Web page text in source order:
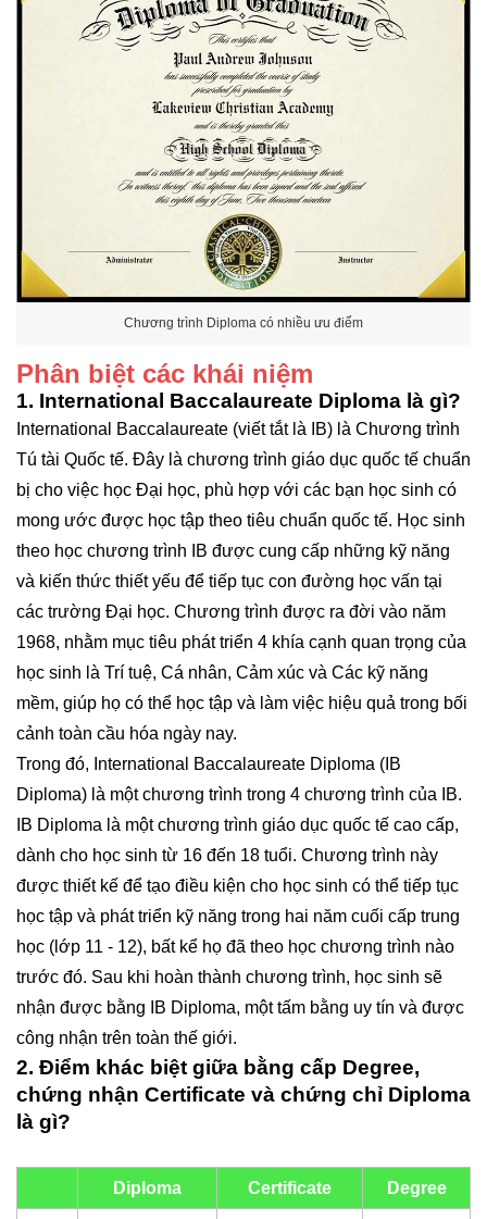
Chương trình Diploma có nhiều ưu điểm
Phân biệt các khái niệm
1. International Baccalaureate Diploma là gì?
International Baccalaureate (viết tắt là IB) là Chương trình
Tú tài Quốc tế. Đây là chương trình giáo dục quốc tế chuẩn
bị cho việc học Đại học, phù hợp với các bạn học sinh có
mong ước được học tập theo tiêu chuẩn quốc tế. Học sinh
theo học chương trình IB được cung cấp những kỹ năng
và kiến thức thiết yếu để tiếp tục con đường học vấn tại
các trường Đại học. Chương trình được ra đời vào năm
1968, nhằm mục tiêu phát triển 4 khía cạnh quan trọng của
học sinh là Trí tuệ, Cá nhân, Cảm xúc và Các kỹ năng
mềm, giúp họ có thể học tập và làm việc hiệu quả trong bối
cảnh toàn cầu hóa ngày nay.
Trong đó, International Baccalaureate Diploma (IB
Diploma) là một chương trình trong 4 chương trình của IB.
IB Diploma là một chương trình giáo dục quốc tế cao cấp,
dành cho học sinh từ 16 đến 18 tuổi. Chương trình này
được thiết kế để tạo điều kiện cho học sinh có thể tiếp tục
học tập và phát triển kỹ năng trong hai năm cuối cấp trung
học (lớp 11 - 12), bất kể họ đã theo học chương trình nào
trước đó. Sau khi hoàn thành chương trình, học sinh sẽ
nhận được bằng IB Diploma, một tấm bằng uy tín và được
công nhận trên toàn thế giới.
2. Điểm khác biệt giữa bằng cấp Degree,
chứng nhận Certificate và chứng chỉ Diploma
là gì?
Diploma Certificate Degree